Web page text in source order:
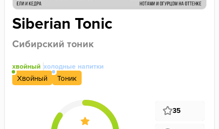
Siberian Tonic
Сибирский тоник
хвойный холодные напитки
Хвойный Тоник
35